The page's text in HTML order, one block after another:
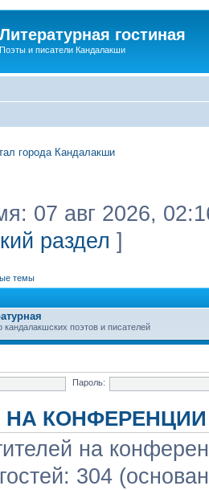
Литературная гостиная
Поэты и писатели Кандалакши
города Кандалакши
07 авг 2026,
раздел ]
темы
поэтов и писателей
Пароль:
НА КОНФЕРЕНЦИИ
на
304